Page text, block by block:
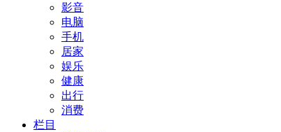
影音
电脑
手机
居家
娱乐
健康
出行
消费
栏目